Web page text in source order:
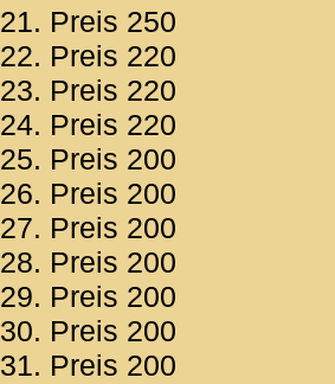
21. Preis 250
22. Preis 220
23. Preis 220
24. Preis 220
25. Preis 200
26. Preis 200
27. Preis 200
28. Preis 200
29. Preis 200
30. Preis 200
31. Preis 200